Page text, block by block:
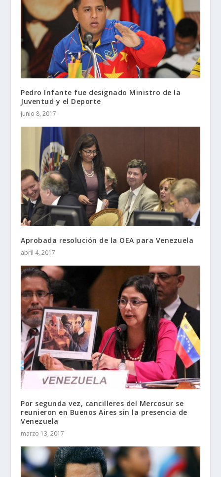
Pedro Infante fue designado Ministro de la
Juventud y el Deporte
junio 8, 2017
Aprobada resolución de la OEA para Venezuela
abril 4, 2017
Por segunda vez, cancilleres del Mercosur se
reunieron en Buenos Aires sin la presencia de
Venezuela
marzo 13, 2017